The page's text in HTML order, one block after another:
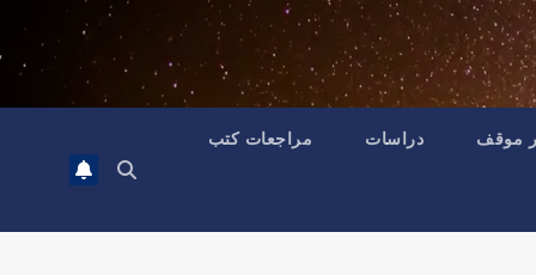
موقف دراسات مراجعات كتب